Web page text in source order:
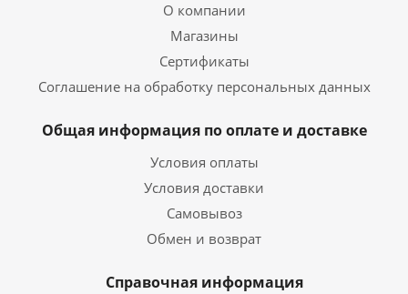
О компании
Магазины
Сертификаты
Соглашение на обработку персональных данных
Общая информация по оплате и доставке
Условия оплаты
Условия доставки
Самовывоз
Обмен и возврат
Справочная информация